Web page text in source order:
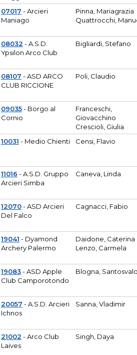
07017 - Arcieri
Maniago
Pinna, Mariagrazia
Quattrocchi,
08032 - A.S.D.
Ypsilon Arco Club
Bigliardi, Stefano
08107 - ASD ARCO
CLUB RICCIONE
Poli, Claudio
09035- Borgo al
Cornio
Franceschi,
Giovacchino
Crescioli, Giulia
10031 - Medio Chienti Censi, Flavio
11016 - A.S.D. Gruppo
Arcieri Simba
Caneva, Linda
12070- ASD Arcieri
Del Falco
Cagnacci, Fabio
19041 - Dyamond
Archery Palermo
Daidone, Caterina
Lenzo, Carmela
19083- ASD Apple
Club Camporotondo
Blogna,
20057 - A.S.D. Arcieri
Ichnos
Sanna, Vladimir
21002 - Arco Club
Laives
Singh, Daya